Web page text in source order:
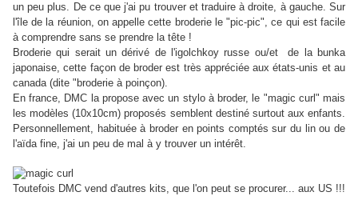
un peu plus. De ce que j'ai pu trouver et traduire à droite, à gauche. Sur
l'île de la réunion, on appelle cette broderie le "pic-pic", ce qui est facile
à comprendre sans se prendre la tête !
Broderie qui serait un dérivé de l'igolchkoy russe ou/et de la bunka
japonaise, cette façon de broder est très appréciée aux états-unis et au
canada (dite "broderie à poinçon).
En france, DMC la propose avec un stylo à broder, le "magic curl" mais
les modèles (10x10cm) proposés semblent destiné surtout aux enfants.
Personnellement, habituée à broder en points comptés sur du lin ou de
l'aïda fine, j'ai un peu de mal à y trouver un intérêt.
Toutefois DMC vend d'autres kits, que l'on peut se procurer... aux US !!!